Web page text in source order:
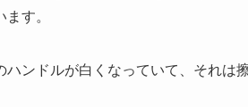
す。
ンドルが白くなっていて、それは